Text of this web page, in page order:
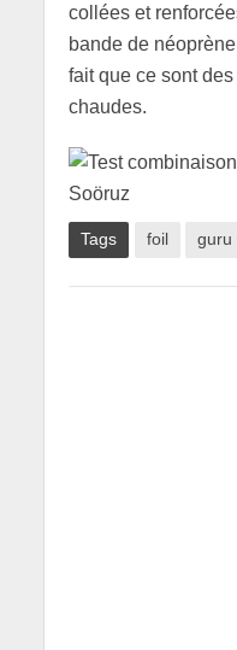
collées et
bande de
fait que ce sont
chaudes.
Tags foil guru